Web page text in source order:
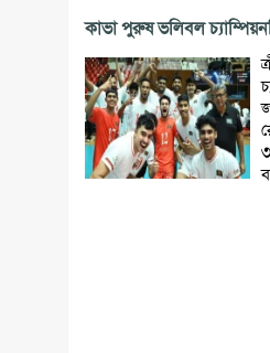
কাভা পুরুষ ভলিবল